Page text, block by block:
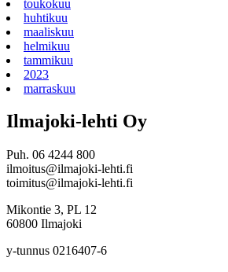
toukokuu
huhtikuu
maaliskuu
helmikuu
tammikuu
2023
marraskuu
Ilmajoki-lehti Oy
Puh. 06 4244 800
ilmoitus@ilmajoki-lehti.fi
toimitus@ilmajoki-lehti.fi
Mikontie 3, PL 12
60800 Ilmajoki
y-tunnus 0216407-6